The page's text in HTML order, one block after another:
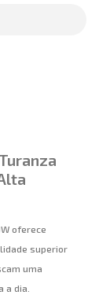
oferece
superior
uma
a dia.